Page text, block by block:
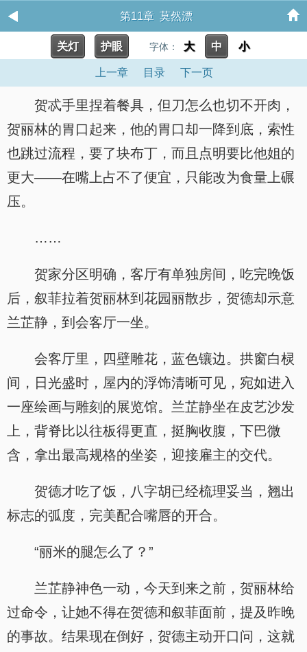
第11章 莫然漂
关灯 护眼 字体： 大 中 小
上一章 目录 下一页
贺忒手里捏着餐具，但刀怎么也切不开肉，
贺丽林的胃口起来，他的胃口却一降到底，索性
也跳过流程，要了块布丁，而且点明要比他姐的
更大——在嘴上占不了便宜，只能改为食量上碾
压。
……
贺家分区明确，客厅有单独房间，吃完晚饭
后，叙菲拉着贺丽林到花园丽散步，贺德却示意
兰芷静，到会客厅一坐。
会客厅里，四壁雕花，蓝色镶边。拱窗白棂
间，日光盛时，屋内的浮饰清晰可见，宛如进入
一座绘画与雕刻的展览馆。兰芷静坐在皮艺沙发
上，背脊比以往板得更直，挺胸收腹，下巴微
含，拿出最高规格的坐姿，迎接雇主的交代。
贺德才吃了饭，八字胡已经梳理妥当，翘出
标志的弧度，完美配合嘴唇的开合。
“丽米的腿怎么了？”
兰芷静神色一动，今天到来之前，贺丽林给
过命令，让她不得在贺德和叙菲面前，提及昨晚
的事故。结果现在倒好，贺德主动开口问，这就